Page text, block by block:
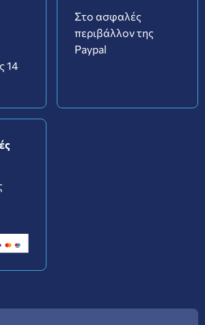
14
Στο ασφαλές
περιβάλλον της
Paypal